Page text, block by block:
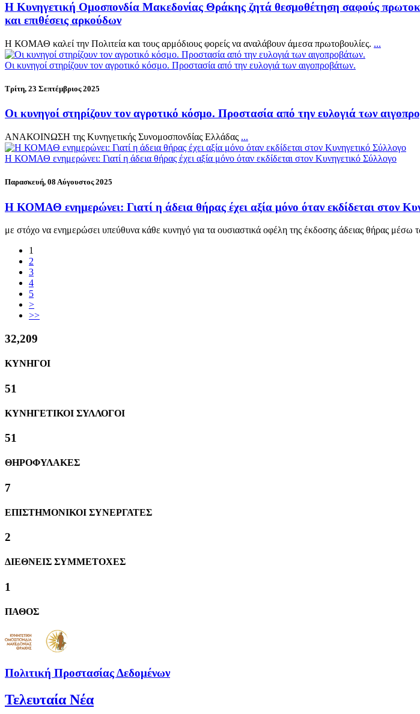
Η Kυνηγετική Ομοσπονδία Μακεδονίας Θράκης ζητά θεσμοθέτηση σαφούς
και επιθέσεις αρκούδων
Η ΚΟΜΑΘ καλεί την Πολιτεία και τους αρμόδιους φορείς να αναλάβουν άμεσα πρωτοβουλίες. ...
Οι κυνηγοί στηρίζουν τον αγροτικό κόσμο. Προστασία από την ευλογιά των αιγοπροβάτων.
Τρίτη, 23 Σεπτέμβριος 2025
Οι κυνηγοί στηρίζουν τον αγροτικό κόσμο. Προστασία από την ευλογιά των
ΑΝΑΚΟΙΝΩΣΗ της Κυνηγετικής Συνομοσπονδίας Ελλάδας ...
Η ΚΟΜΑΘ ενημερώνει: Γιατί η άδεια θήρας έχει αξία μόνο όταν εκδίδεται στον Κυνηγετικό Σύλλογο
Παρασκευή, 08 Αύγουστος 2025
Η ΚΟΜΑΘ ενημερώνει: Γιατί η άδεια θήρας έχει αξία μόνο όταν εκδίδεται στον
με στόχο να ενημερώσει υπεύθυνα κάθε κυνηγό για τα ουσιαστικά οφέλη της έκδοσης άδειας θήρας
1
2
3
4
5
>
>>
38,770
ΚΥΝΗΓΟΙ
62
ΚΥΝΗΓΕΤΙΚΟΙ ΣΥΛΛΟΓΟΙ
62
ΘΗΡΟΦΥΛΑΚΕΣ
8
ΕΠΙΣΤΗΜΟΝΙΚΟΙ ΣΥΝΕΡΓΑΤΕΣ
2
ΔΙΕΘΝΕΙΣ ΣΥΜΜΕΤΟΧΕΣ
1
ΠΑΘΟΣ
Πολιτική Προστασίας Δεδομένων
Τελευταία Νέα